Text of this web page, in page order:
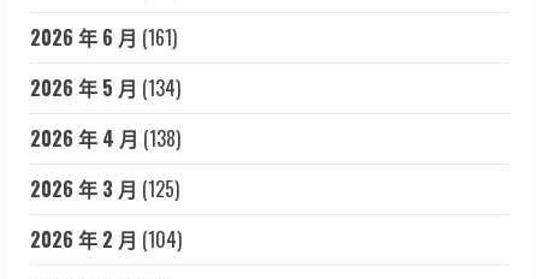
2026 年 6 月 (161)
2026 年 5 月 (134)
2026 年 4 月 (138)
2026 年 3 月 (125)
2026 年 2 月 (104)